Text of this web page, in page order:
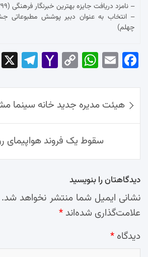
– نامزد دریافت جایزه بهترین خبرنگار فرهنگی (۱۳۹۹)
– انتخاب به عنوان دبیر پوشش مطبوعاتی
چهلم)
Fac
ok
Em
Wh
Ap
p
Co
Lin
k
Yah
Mai
l
Tel
am
راهبری
نوشته‌ها
هیئت مدیره جدید خانه
سقوط یک فروند هواپیمای
دیدگاهتان را بنویسید
نشانی ایمیل شما منتشر نخواهد شد.
علامت‌گذاری شده‌اند *
دیدگاه *